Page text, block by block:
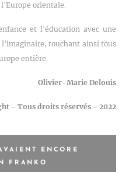
orientale.
et l'éducation avec une
l'imaginaire, touchant ainsi tous
entière.
Olivier-Marie Delouis
- Tous droits réservés - 2022
ENCORE
FRANKO